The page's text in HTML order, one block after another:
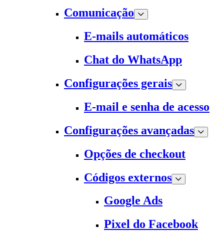
Comunicação
E-mails automáticos
Chat do WhatsApp
Configurações gerais
E-mail e senha de acesso
Configurações avançadas
Opções de checkout
Códigos externos
Google Ads
Pixel do Facebook